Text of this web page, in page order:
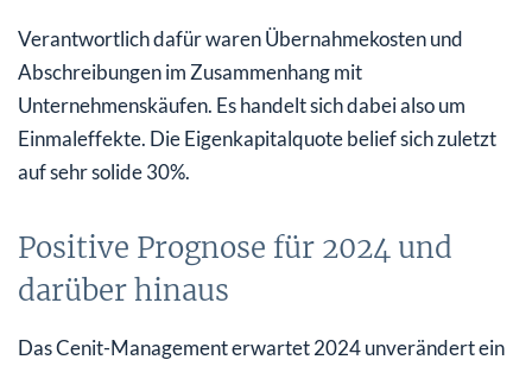
Verantwortlich dafür waren Übernahmekosten und
Abschreibungen im Zusammenhang mit
Unternehmenskäufen. Es handelt sich dabei also um
Einmaleffekte. Die Eigenkapitalquote belief sich zuletzt
auf sehr solide 30%.
Positive Prognose für 2024 und
darüber hinaus
Das Cenit-Management erwartet 2024 unverändert ein